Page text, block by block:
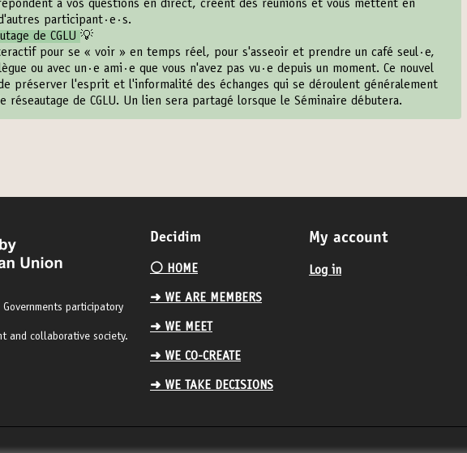
à vos questions en direct, créent des réunions et vous mettent en
participant·e·s.
de CGLU 💡
pour se « voir » en temps réel, pour s'asseoir et prendre un café seul·e,
ou avec un·e ami·e que vous n'avez pas vu·e depuis un moment. Ce nouvel
préserver l'esprit et l'informalité des échanges qui se déroulent généralement
réseautage de CGLU. Un lien sera partagé lorsque le Séminaire débutera.
participatory
and collaborative society.
Decidim
⚪️ HOME
➜ WE ARE MEMBERS
➜ WE MEET
➜ WE CO-CREATE
➜ WE TAKE DECISIONS
My account
Log in